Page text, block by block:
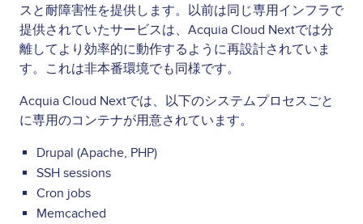
スと耐障害性を提供します。以前は同じ専用インフラで
提供されていたサービスは、Acquia Cloud Nextでは分
離してより効率的に動作するように再設計されていま
す。これは非本番環境でも同様です。
Acquia Cloud Nextでは、以下のシステムプロセスごと
に専用のコンテナが用意されています。
Drupal (Apache, PHP)
SSH sessions
Cron jobs
Memcached